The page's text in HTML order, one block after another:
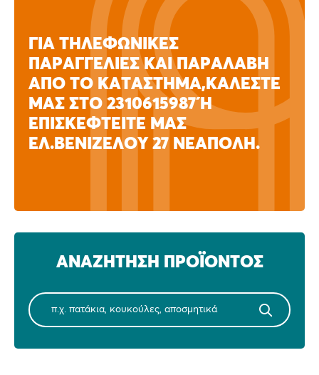
ΓΙΑ ΤΗΛΕΦΩΝΙΚΈΣ
ΠΑΡΑΓΓΕΛΊΕΣ ΚΑΙ ΠΑΡΑΛΑΒΉ
ΑΠΟ ΤΟ ΚΑΤΆΣΤΗΜΑ,ΚΑΛΈΣΤΕ
ΜΑΣ ΣΤΟ 2310615987 Ή Ε
ΠΙΣΚΕΦΤΕΊΤΕ ΜΑΣ Ε
Λ.ΒΕΝΙΖΈΛΟΥ 27 ΝΕΆΠΟΛΗ.
ΑΝΑΖΗΤΗΣΗ ΠΡΟΪΟΝΤΟΣ